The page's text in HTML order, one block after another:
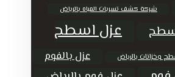
شركة كشف تسربات المياه بالرياض
عزل اسطح
وخزانات بالرياض عزل بالفوم